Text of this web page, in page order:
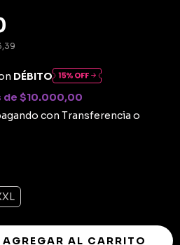
DÉBITO
de $10.000,00
con Transferencia o